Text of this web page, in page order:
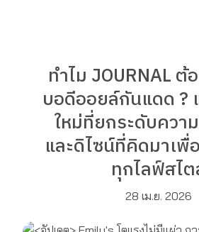
ทำไม JOURNAL ต้
บอดีออยล์กันแดด ?
ใหม่ที่ยกระดับควา
และดิไซน์ที่คิดมาเพื่
ทุกไลฟ์สไ
28 เม.ย. 2026